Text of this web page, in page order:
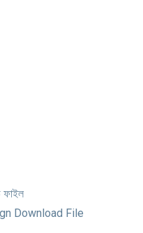
ফাইল
Download File